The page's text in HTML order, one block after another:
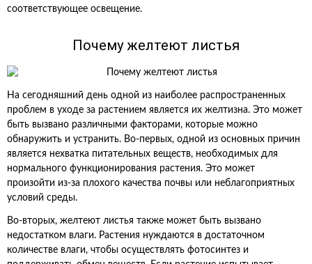
соответствующее освещение.
Почему желтеют листья
На сегодняшний день одной из наиболее распространенных
проблем в уходе за растением является их желтизна. Это может
быть вызвано различными факторами, которые можно
обнаружить и устранить. Во-первых, одной из основных причин
является нехватка питательных веществ, необходимых для
нормального функционирования растения. Это может
произойти из-за плохого качества почвы или неблагоприятных
условий среды.
Во-вторых, желтеют листья также может быть вызвано
недостатком влаги. Растения нуждаются в достаточном
количестве влаги, чтобы осуществлять фотосинтез и